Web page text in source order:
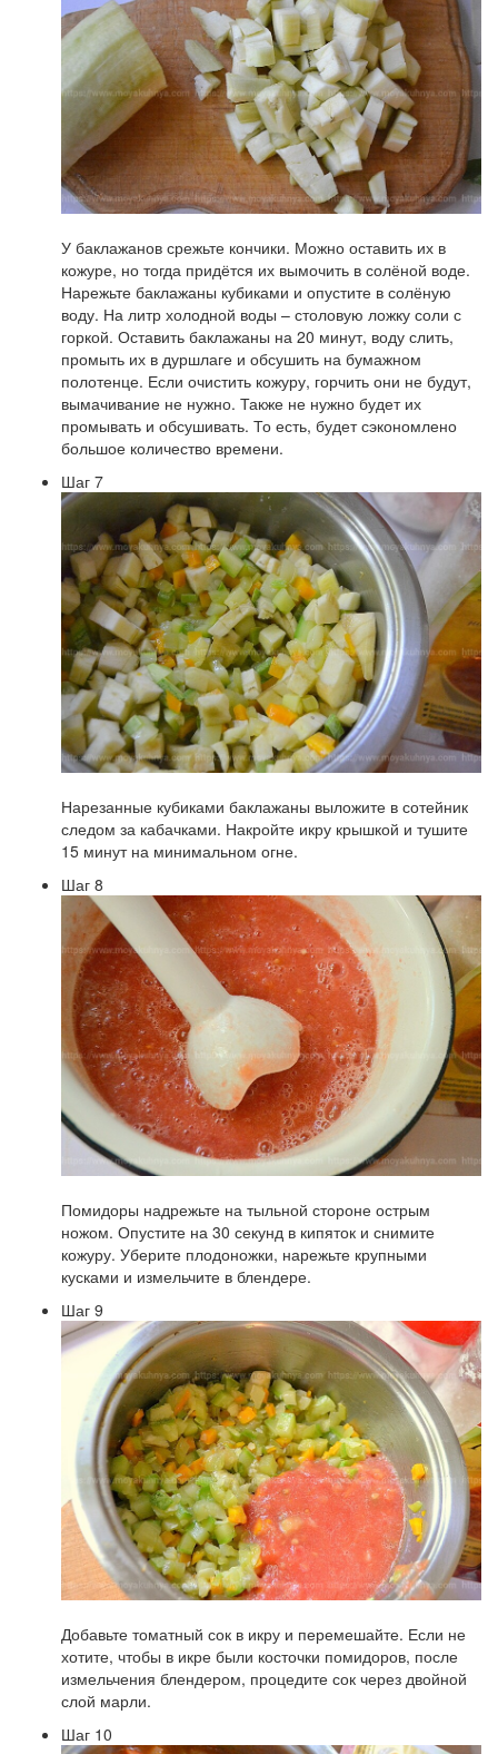
У баклажанов срежьте кончики. Можно оставить их в
кожуре, но тогда придётся их вымочить в солёной воде.
Нарежьте баклажаны кубиками и опустите в солёную
воду. На литр холодной воды – столовую ложку соли с
горкой. Оставить баклажаны на 20 минут, воду слить,
промыть их в дуршлаге и обсушить на бумажном
полотенце. Если очистить кожуру, горчить они не будут,
вымачивание не нужно. Также не нужно будет их
промывать и обсушивать. То есть, будет сэкономлено
большое количество времени.
Шаг 7
Нарезанные кубиками баклажаны выложите в сотейник
следом за кабачками. Накройте икру крышкой и тушите
15 минут на минимальном огне.
Шаг 8
Помидоры надрежьте на тыльной стороне острым
ножом. Опустите на 30 секунд в кипяток и снимите
кожуру. Уберите плодоножки, нарежьте крупными
кусками и измельчите в блендере.
Шаг 9
Добавьте томатный сок в икру и перемешайте. Если не
хотите, чтобы в икре были косточки помидоров, после
измельчения блендером, процедите сок через двойной
слой марли.
Шаг 10